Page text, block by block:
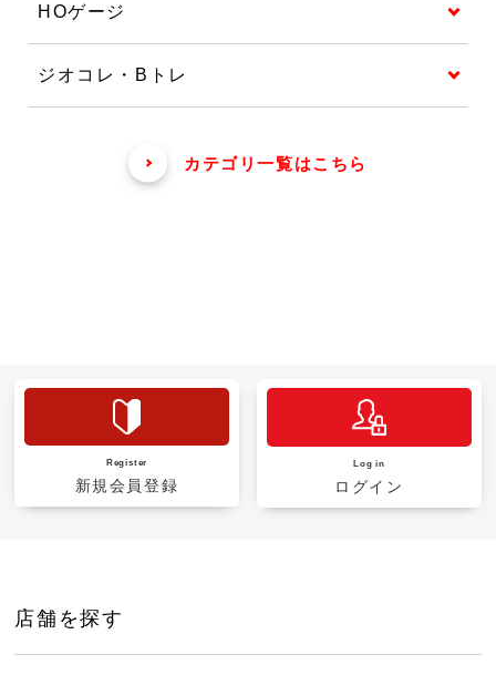
HOゲージ
ジオコレ・Bトレ
カテゴリ一覧はこちら
Register
新規会員登録
Log in
ログイン
店舗を探す